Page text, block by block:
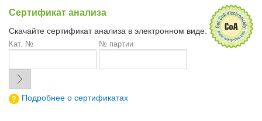
Сертификат анализа
Скачайте сертификат анализа в электронном виде:
Кат. № № партии
Подробнее о сертификатах